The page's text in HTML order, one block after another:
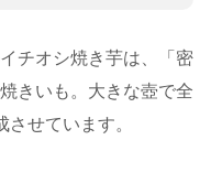
チオシ焼き芋は、「密
きいも。大きな壺で全
せています。